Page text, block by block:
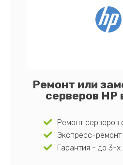
Ремонт или
серверов HP
Ремонт серверов
Экспресс-ремонт
Гарантия - до 3-х